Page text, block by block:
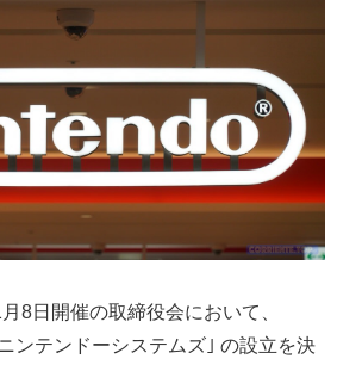
8日開催の取締役会において、
ンテンドーシステムズ｣ の設立を決